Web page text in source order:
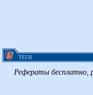
ТЕГИ
Рефераты бесплатно,